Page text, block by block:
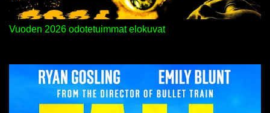
Vuoden 2026 odotetuimmat elokuvat